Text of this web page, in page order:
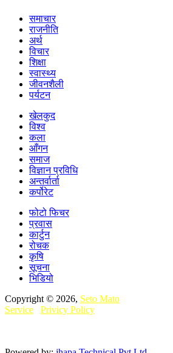
समाचार
राजनीति
अर्थ
विचार
शिक्षा
स्वास्थ्य
जीवनशैली
पर्यटन
खेलकुद
विश्व
कला
आँगन
समाज
विज्ञान प्रविधि
अन्तर्वार्ता
कर्पोरेट
फोटो फिचर
प्रवास
कार्टुन
रोचक
कृषि
सूचना
भिडियो
Copyright © 2026, Seto Mato
Service
Privicy Policy